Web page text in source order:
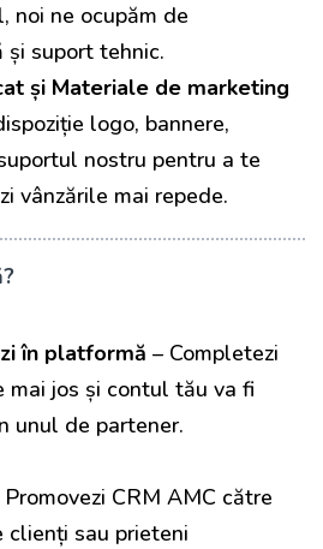
noi ne ocupăm de
și suport tehnic.
și Materiale de marketing
logo, bannere,
nostru pentru a te
vânzările mai repede.
în platformă – Completezi
mai jos și contul tău va fi
unul de partener.
CRM AMC către
clienți sau prieteni